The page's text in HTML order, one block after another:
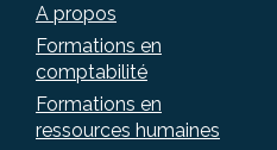
A propos
Formations en
comptabilité
Formations en
ressources humaines